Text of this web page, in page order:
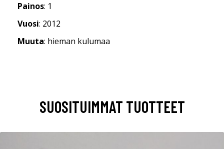
Painos: 1
Vuosi: 2012
Muuta: hieman kulumaa
SUOSITUIMMAT TUOTTEET